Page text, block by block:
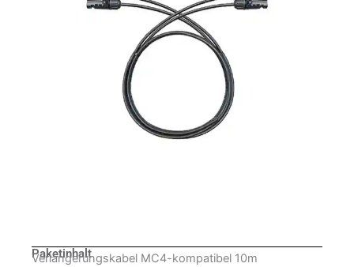
Paketinhalt
Verlängerungskabel MC4-kompatibel 10m